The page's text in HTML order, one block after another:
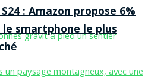
: Amazon propose 6%
smartphone le plus